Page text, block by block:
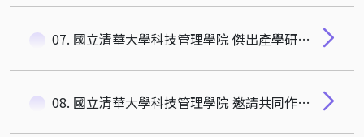
07. 國立清華大學科技管理學院 傑出產學研究暨社會影響力獎設置辦法
08. 國立清華大學科技管理學院 邀請共同作者來訪辦法